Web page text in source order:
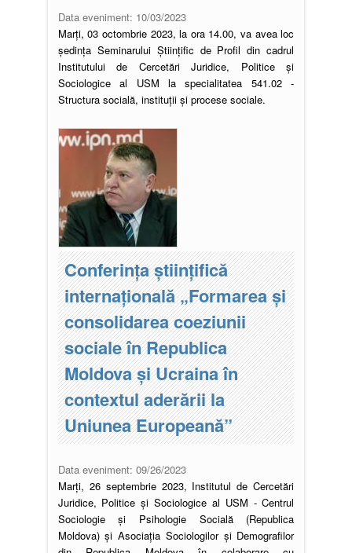
Data eveniment: 10/03/2023
Marți, 03 octombrie 2023, la ora 14.00, va avea loc
ședința Seminarului Științific de Profil din cadrul
Institutului de Cercetări Juridice, Politice și
Sociologice al USM la specialitatea 541.02 -
Structura socială, instituții și procese sociale.
Conferința științifică
internațională „Formarea și
consolidarea coeziunii
sociale în Republica
Moldova și Ucraina în
contextul aderării la
Uniunea Europeană”
Data eveniment: 09/26/2023
Marți, 26 septembrie 2023, Institutul de Cercetări
Juridice, Politice și Sociologice al USM - Centrul
Sociologie și Psihologie Socială (Republica
Moldova) și Asociația Sociologilor și Demografilor